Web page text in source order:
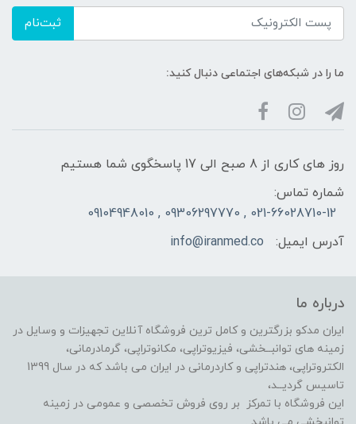
ثبت‌نام
ما را در شبکه‌های اجتماعی دنبال کنید:
روز های کاری از 8 صبح الی 17 پاسخگوی شما هستیم
شماره تماس:
021-66028710-12 , 09306297770 , 09104948010
آدرس ایمیل:
info@iranmed.co
درباره ما
ایران مدکو بزرگترین و کامل ترین فروشگاه آنلاین تجهیزات و وسایل در
زمینه های توانبــخشی، فیزیوتراپی، مکانوتراپی، گرمادرمانی،
الکتروتراپی، هندتراپی و کاردرمانی در ایران می باشد که در سال 1399
تاسیس گردیــد،
این فروشگاه با تمرکز بر روی فروش تخصصی و عمومی در زمینه